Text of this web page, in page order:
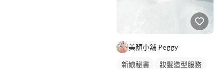
美顏小舖 Peggy
新娘秘書 妝髮造型服務